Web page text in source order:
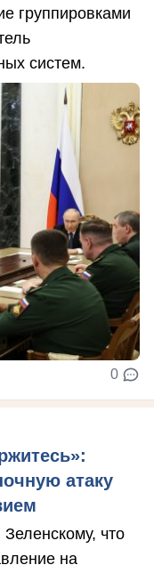
группировками
систем.
0
атаку
что
на